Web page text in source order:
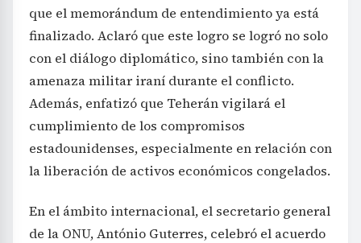
que el memorándum de entendimiento ya está
finalizado. Aclaró que este logro se logró no solo
con el diálogo diplomático, sino también con la
amenaza militar iraní durante el conflicto.
Además, enfatizó que Teherán vigilará el
cumplimiento de los compromisos
estadounidenses, especialmente en relación con
la liberación de activos económicos congelados.
En el ámbito internacional, el secretario general
de la ONU, António Guterres, celebró el acuerdo